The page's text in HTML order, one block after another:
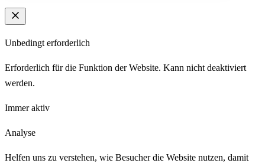
Unbedingt erforderlich
Erforderlich für die Funktion der Website. Kann nicht deaktiviert
werden.
Immer aktiv
Analyse
Helfen uns zu verstehen, wie Besucher die Website nutzen, damit